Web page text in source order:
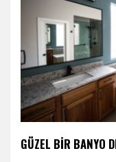
GÜZEL BIR BANYO